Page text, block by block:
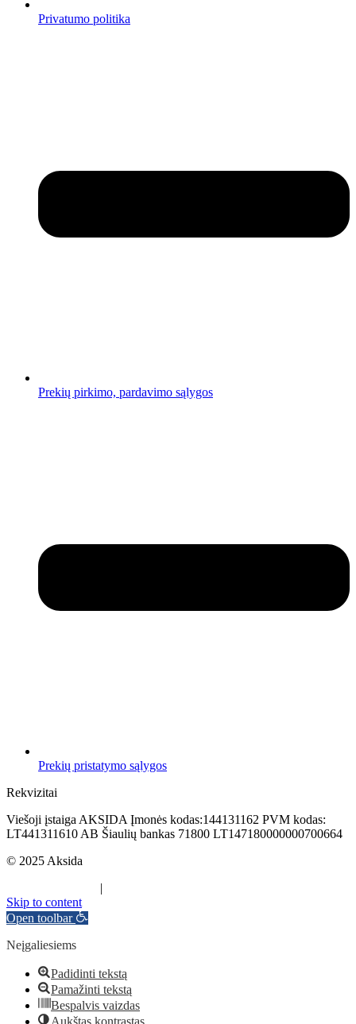
Privatumo politika
Prekių pirkimo, pardavimo sąlygos
Prekių pristatymo sąlygos
Rekvizitai
Viešoji įstaiga AKSIDA Įmonės kodas:144131162 PVM kodas:
LT441311610 AB Šiaulių bankas 71800 LT147180000000700664
© 2025 Aksida
|
Skip to content
Open toolbar
Neįgaliesiems
Padidinti tekstą
Pamažinti tekstą
Bespalvis vaizdas